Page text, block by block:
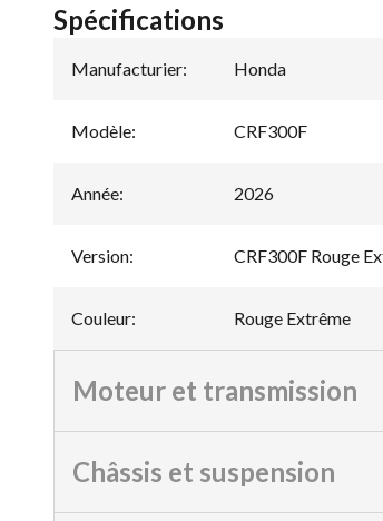
Spécifications
Manufacturier: Honda
Modèle: CRF300F
Année: 2026
Version: CRF300F Rouge
Couleur: Rouge Extrême
Moteur et transmission
Châssis et suspension